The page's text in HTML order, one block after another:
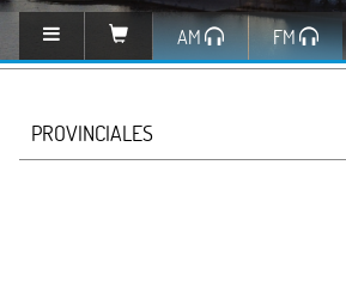
AM FM
PROVINCIALES